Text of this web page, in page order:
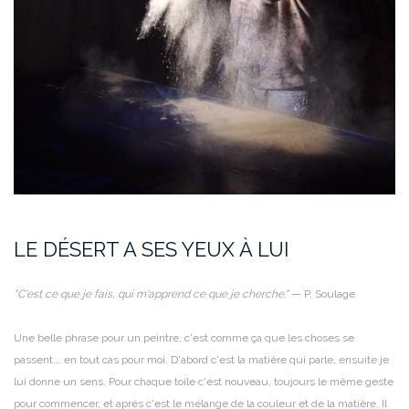
LE DÉSERT A SES YEUX À LUI
"C'est ce que je fais, qui m'apprend ce que je cherche."— P. Soulage
Une belle phrase pour un peintre, c'est comme ça que les choses se
passent... en tout cas pour moi. D'abord c'est la matière qui parle, ensuite je
lui donne un sens. Pour chaque toile c'est nouveau, toujours le même geste
pour commencer, et aprés c'est le mélange de la couleur et de la matière. Il